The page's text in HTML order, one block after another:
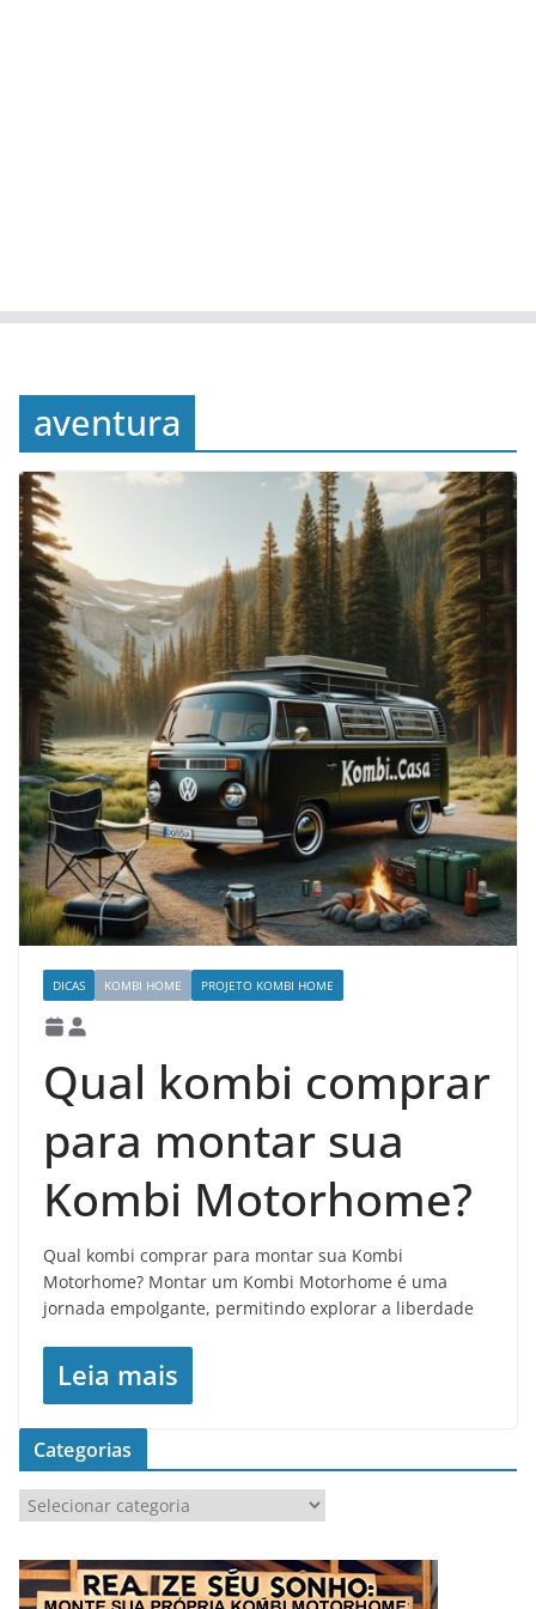
aventura
DICAS KOMBI HOME PROJETO KOMBI HOME
Qual kombi comprar
para montar sua
Kombi Motorhome?
Qual kombi comprar para montar sua Kombi
Motorhome? Montar um Kombi Motorhome é uma
jornada empolgante, permitindo explorar a liberdade
Leia mais
Categorias
a
e